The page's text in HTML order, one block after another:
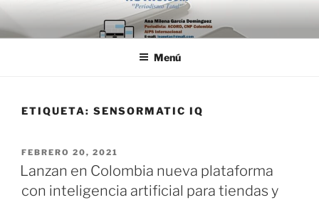
Saltar
al
contenido
Menú
ETIQUETA: SENSORMATIC IQ
PUBLICADO
EL
FEBRERO 20, 2021
Lanzan en Colombia nueva plataforma
con inteligencia artificial para tiendas y